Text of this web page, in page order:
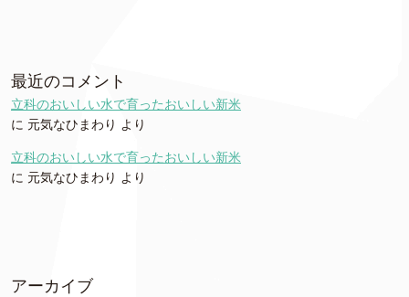
最近のコメント
立科のおいしい水で育ったおいしい新米
に 元気なひまわり より
立科のおいしい水で育ったおいしい新米
に 元気なひまわり より
アーカイブ